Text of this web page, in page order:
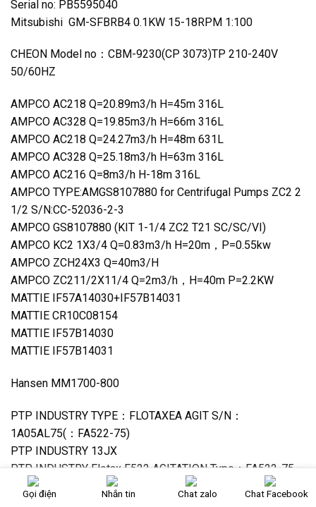
Serial no: PB5595040
Mitsubishi GM-SFBRB4 0.1KW 15-18RPM 1:100
CHEON Model no：CBM-9230(CP 3073)TP 210-240V
50/60HZ
AMPCO AC218 Q=20.89m3/h H=45m 316L
AMPCO AC328 Q=19.85m3/h H=66m 316L
AMPCO AC218 Q=24.27m3/h H=48m 631L
AMPCO AC328 Q=25.18m3/h H=63m 316L
AMPCO AC216 Q=8m3/h H-18m 316L
AMPCO TYPE:AMGS8107880 for Centrifugal Pumps ZC2 2
1/2 S/N:CC-52036-2-3
AMPCO GS8107880 (KIT 1-1/4 ZC2 T21 SC/SC/VI)
AMPCO KC2 1X3/4 Q=0.83m3/h H=20m，P=0.55kw
AMPCO ZCH24X3 Q=40m3/H
AMPCO ZC211/2X11/4 Q=2m3/h，H=40m P=2.2KW
MATTIE IF57A14030+IF57B14031
MATTIE CR10C08154
MATTIE IF57B14030
MATTIE IF57B14031
Hansen MM1700-800
PTP INDUSTRY TYPE：FLOTAXEA AGIT S/N：
1A05AL75(：FA522-75)
PTP INDUSTRY 13JX
PTP INDUSTRY Flotax F522 AGITATION Type：FA522-75
PTP INDUSTRY No：14JX
Gọi điện Nhắn tin Chat zalo Chat Facebook